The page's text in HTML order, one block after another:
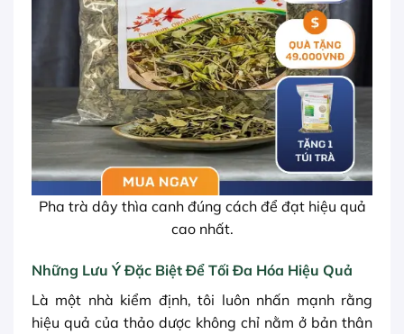
Pha trà dây thìa canh đúng cách để đạt hiệu quả
cao nhất.
Những Lưu Ý Đặc Biệt Để Tối Đa Hóa Hiệu Quả
Là một nhà kiểm định, tôi luôn nhấn mạnh rằng
hiệu quả của thảo dược không chỉ nằm ở bản thân